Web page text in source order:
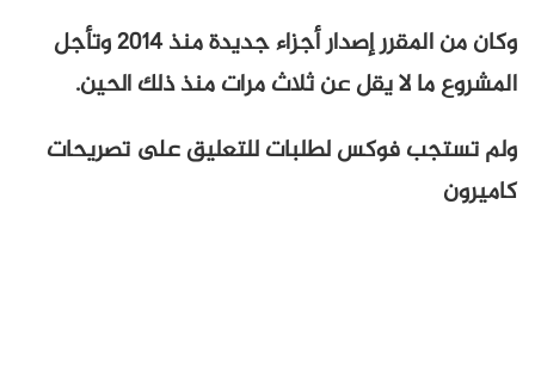
وكان من المقرر إصدار أجزاء جديدة منذ 2014 وتأجل
المشروع ما لا يقل عن ثلاث مرات منذ ذلك الحين.
ولم تستجب فوكس لطلبات للتعليق على تصريحات
كاميرون